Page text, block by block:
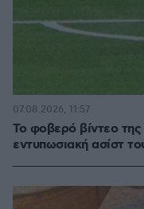
Το φοβερό βίντεο
εντυπωσιακή ασίστ
07.08.2026, 11:57